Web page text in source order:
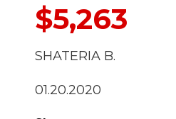
$5,263
SHATERIA B.
01.20.2020